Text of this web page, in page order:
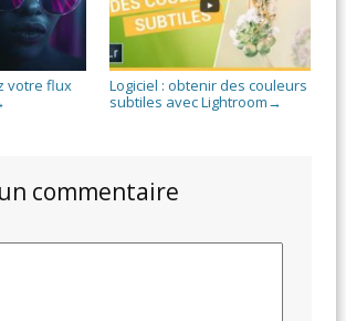
votre flux
Logiciel : obtenir des couleurs
subtiles avec Lightroom →
commentaire